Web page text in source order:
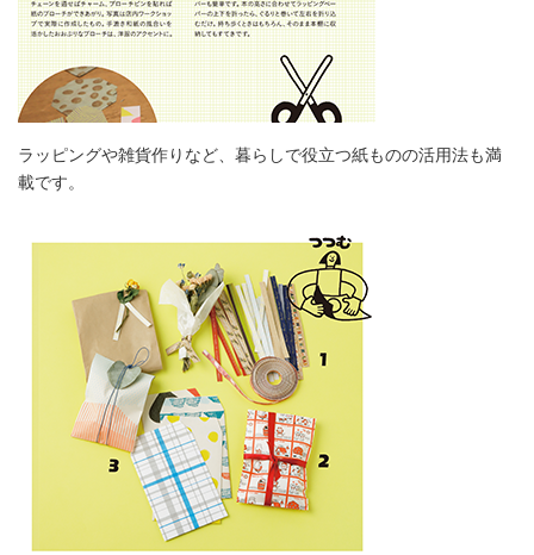
ラッピングや雑貨作りなど、暮らしで役立つ紙ものの活用法も満
載です。